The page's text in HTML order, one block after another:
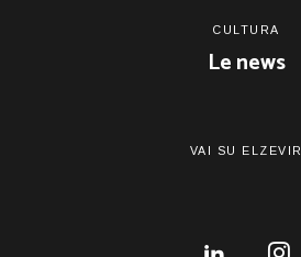
CULTURA
Le news
VAI SU ELZEVIR